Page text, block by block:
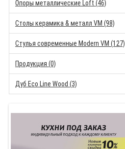
Опоры металлические Loft (46)
Столы керамика & металл VM (98)
Стулья современные Modern VM (127)
Продукция (0)
Дуб Eco Line Wood (3)